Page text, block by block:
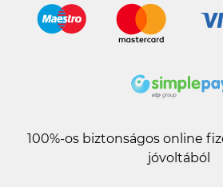
100%-os biztonságos online